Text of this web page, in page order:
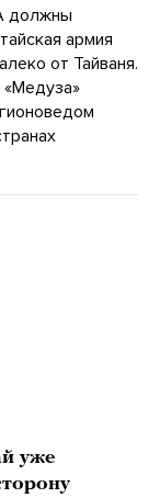
должны
армия
от Тайваня.
уже